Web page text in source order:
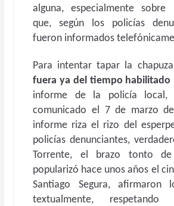
alguna, especialmente sobre
que, según los policías
fueron informados
Para intentar tapar la
fuera ya del tiempo habilitado
informe de la policía
comunicado el 7 de marzo
informe riza el rizo del
policías denunciantes,
Torrente, el brazo tonto
popularizó hace unos años el
Santiago Segura, afirmaron
textualmente,